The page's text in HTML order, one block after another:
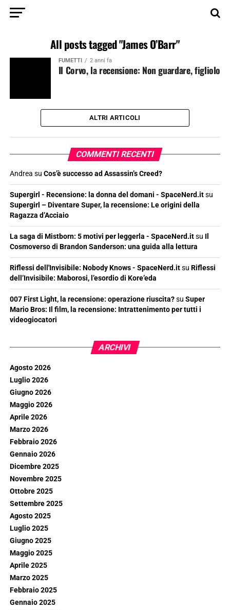
All posts tagged "James O’Barr"
FUMETTI 2 anni fa
Il Corvo, la recensione: Non guardare, figliolo
ALTRI ARTICOLI
COMMENTI RECENTI
Andrea su Cos’è successo ad Assassin’s Creed?
Supergirl - Recensione: la donna del domani - SpaceNerd.itsu
Supergirl – Diventare Super, la recensione: Le origini della
Ragazza d’Acciaio
La saga di Mistborn: 5 motivi per leggerla - SpaceNerd.itsu Il
Cosmoverso di Brandon Sanderson: una guida alla lettura
Riflessi dell'Invisibile: Nobody Knows - SpaceNerd.itsu Riflessi
dell’Invisibile: Maborosi, l’esordio di Kore’eda
007 First Light, la recensione: operazione riuscita?su Super
Mario Bros: Il film, la recensione: Intrattenimento per tutti i
videogiocatori
ARCHIVI
Agosto 2026
Luglio 2026
Giugno 2026
Maggio 2026
Aprile 2026
Marzo 2026
Febbraio 2026
Gennaio 2026
Dicembre 2025
Novembre 2025
Ottobre 2025
Settembre 2025
Agosto 2025
Luglio 2025
Giugno 2025
Maggio 2025
Aprile 2025
Marzo 2025
Febbraio 2025
Gennaio 2025